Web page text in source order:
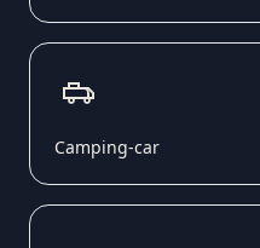
Camping-car